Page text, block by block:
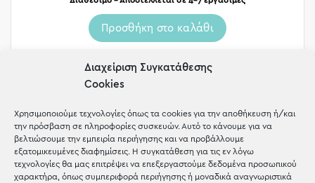
Διαχείριση Συγκατάθεσης
Cookies
Χρησιμοποιούμε τεχνολογίες όπως τα cookies για την αποθήκευση ή/και
την πρόσβαση σε πληροφορίες συσκευών. Αυτό το κάνουμε για να
βελτιώσουμε την εμπειρία περιήγησης και να προβάλλουμε
εξατομικευμένες διαφημίσεις. Η συγκατάθεση για τις εν λόγω
τεχνολογίες θα μας επιτρέψει να επεξεργαστούμε δεδομένα προσωπικού
χαρακτήρα, όπως συμπεριφορά περιήγησης ή μοναδικά αναγνωριστικά
Προσθήκη στο καλάθι